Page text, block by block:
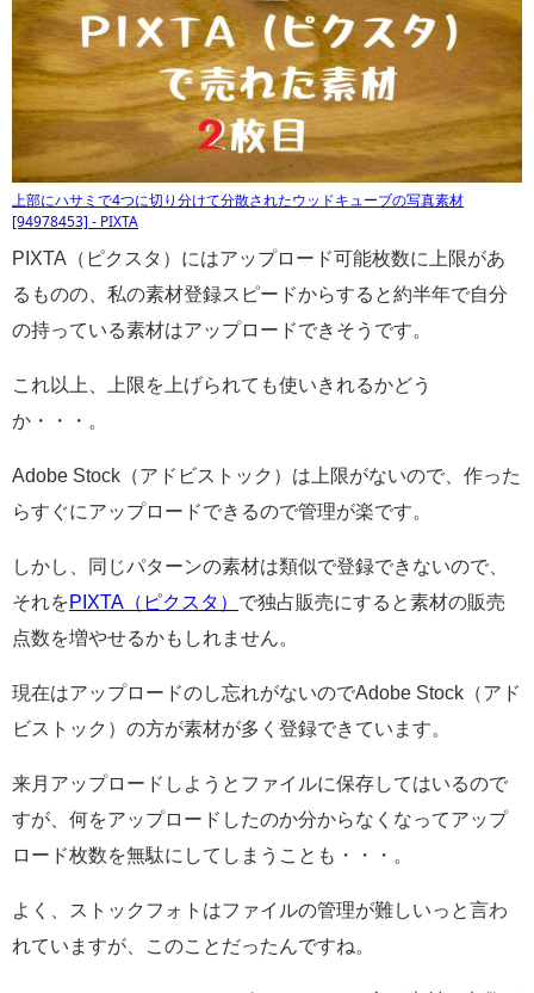
上部にハサミで4つに切り分けて分散されたウッドキューブの写真素材
[94978453] - PIXTA
PIXTA（ピクスタ）にはアップロード可能枚数に上限があ
るものの、私の素材登録スピードからすると約半年で自分
の持っている素材はアップロードできそうです。
これ以上、上限を上げられても使いきれるかどう
か・・・。
Adobe Stock（アドビストック）は上限がないので、作った
らすぐにアップロードできるので管理が楽です。
しかし、同じパターンの素材は類似で登録できないので、
それをPIXTA（ピクスタ） で独占販売にすると素材の販売
点数を増やせるかもしれません。
現在はアップロードのし忘れがないのでAdobe Stock（アド
ビストック）の方が素材が多く登録できています。
来月アップロードしようとファイルに保存してはいるので
すが、何をアップロードしたのか分からなくなってアップ
ロード枚数を無駄にしてしまうことも・・・。
よく、ストックフォトはファイルの管理が難しいっと言わ
れていますが、このことだったんですね。